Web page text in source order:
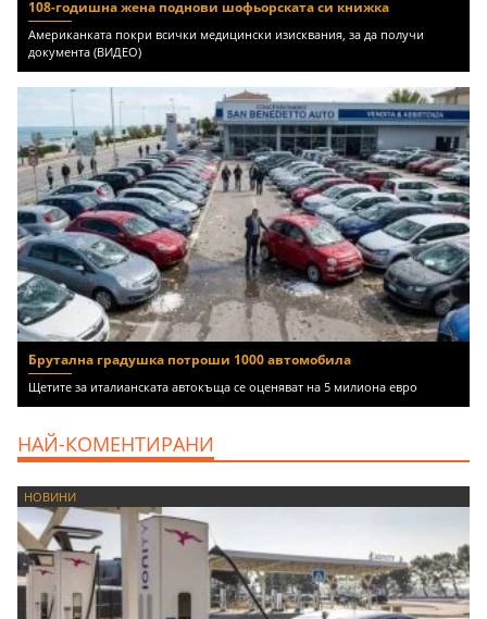
108-годишна жена поднови шофьорската си книжка
Американката покри всички медицински изисквания, за да получи
документа (ВИДЕО)
Брутална градушка потроши 1000 автомобила
Щетите за италианската автокъща се оценяват на 5 милиона евро
НАЙ-КОМЕНТИРАНИ
НОВИНИ